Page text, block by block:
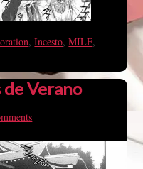
,Incesto,MILF,
Verano